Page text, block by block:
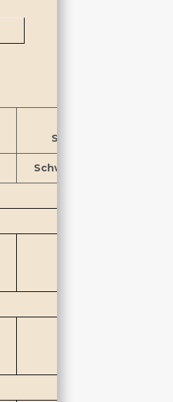
Spalte D
Schwellenwert